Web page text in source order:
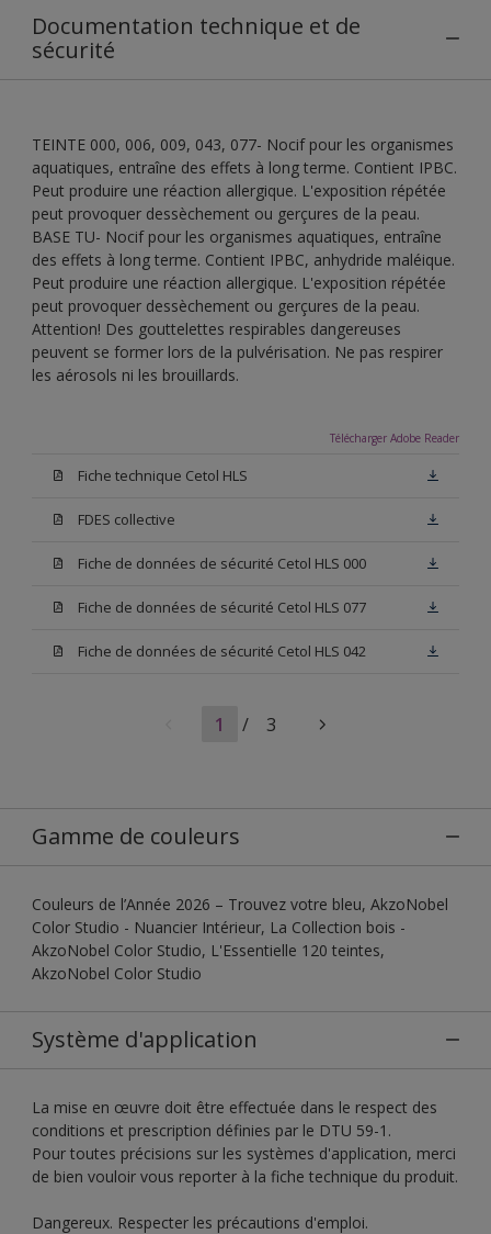
Documentation technique et de
sécurité
TEINTE 000, 006, 009, 043, 077- Nocif pour les organismes
aquatiques, entraîne des effets à long terme. Contient IPBC.
Peut produire une réaction allergique. L'exposition répétée
peut provoquer dessèchement ou gerçures de la peau.
BASE TU- Nocif pour les organismes aquatiques, entraîne
des effets à long terme. Contient IPBC, anhydride maléique.
Peut produire une réaction allergique. L'exposition répétée
peut provoquer dessèchement ou gerçures de la peau.
Attention! Des gouttelettes respirables dangereuses
peuvent se former lors de la pulvérisation. Ne pas respirer
les aérosols ni les brouillards.
Télécharger Adobe Reader
Fiche technique Cetol HLS
FDES collective
Fiche de données de sécurité Cetol HLS 000
Fiche de données de sécurité Cetol HLS 077
Fiche de données de sécurité Cetol HLS 042
1 / 3
Gamme de couleurs
Couleurs de l’Année 2026 – Trouvez votre bleu, AkzoNobel
Color Studio - Nuancier Intérieur, La Collection bois -
AkzoNobel Color Studio, L'Essentielle 120 teintes,
AkzoNobel Color Studio
Système d'application
La mise en œuvre doit être effectuée dans le respect des
conditions et prescription définies par le DTU 59-1.
Pour toutes précisions sur les systèmes d'application, merci
de bien vouloir vous reporter à la fiche technique du produit.
Dangereux. Respecter les précautions d'emploi.